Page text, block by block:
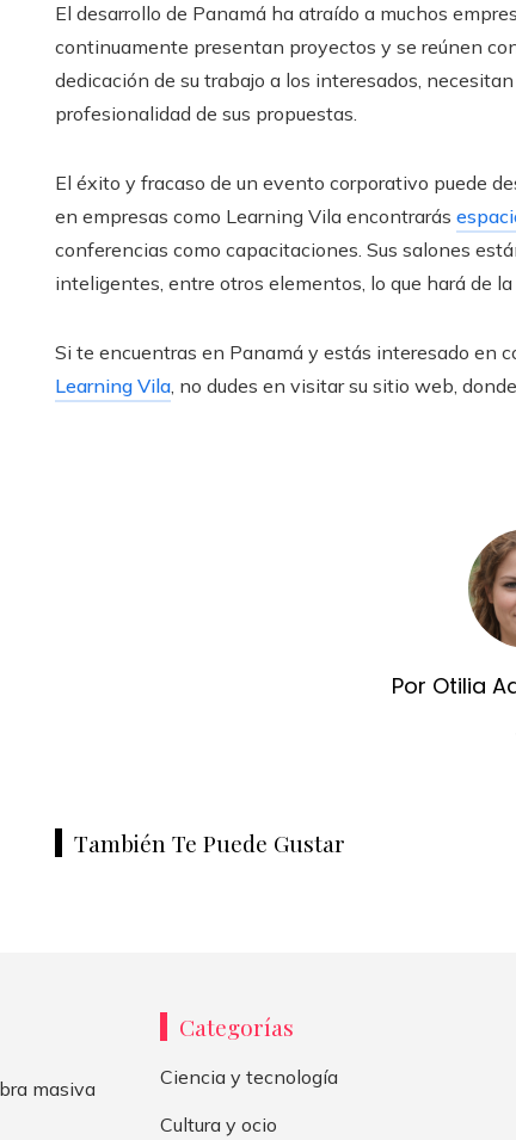
El desarrollo de Panamá ha atraído a muchos
continuamente presentan proyectos y se reúnen
dedicación de su trabajo a los interesados,
profesionalidad de sus propuestas.
El éxito y fracaso de un evento corporativo puede
en empresas como Learning Vila encontrarás
conferencias como capacitaciones. Sus salones
inteligentes, entre otros elementos, lo que hará de
Si te encuentras en Panamá y estás interesado en
Learning Vila, no dudes en visitar su sitio web,
Por Otilia
También Te Puede Gustar
masiva
Categorías
Ciencia y tecnología
Cultura y ocio